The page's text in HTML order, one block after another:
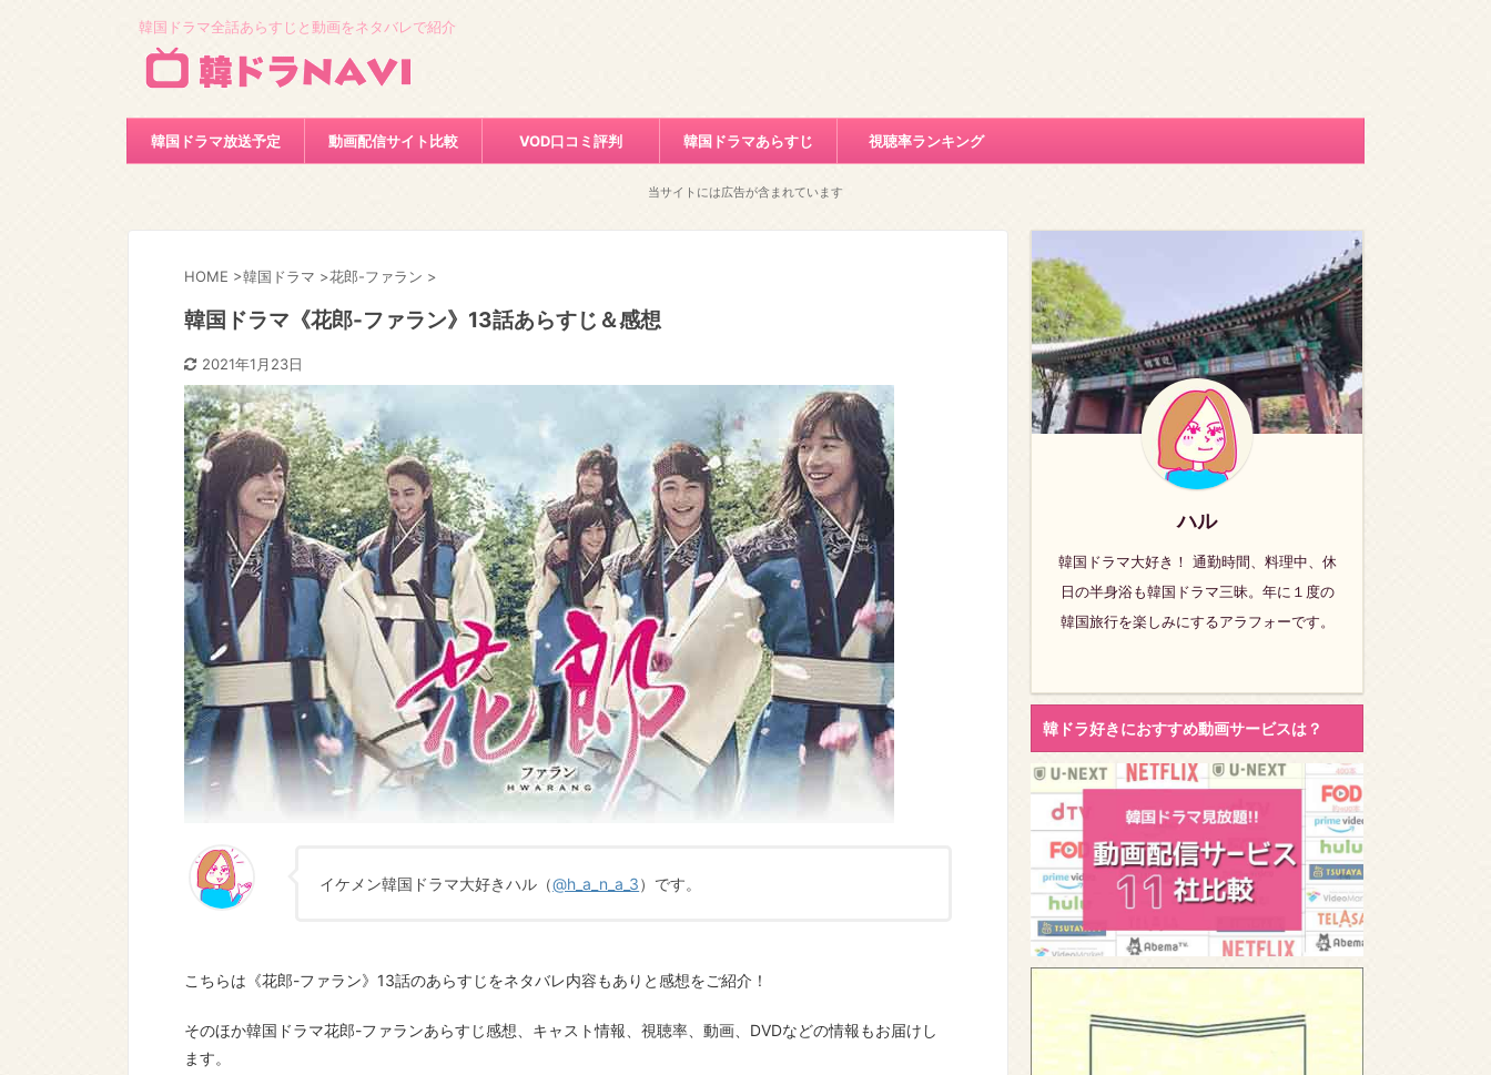
韓国ドラマ全話あらすじと動画をネタバレで紹介
韓国ドラマ放送予定 動画配信サイト比較 VOD口コミ評判 韓国ドラマあらすじ 視聴率ランキング
当サイトには広告が含まれています
HOME >韓国ドラマ >花郎-ファラン >
韓国ドラマ《花郎-ファラン》13話あらすじ＆感想
2021年1月23日
イケメン韓国ドラマ大好きハル（@h_a_n_a_3）です。
こちらは《花郎-ファラン》13話のあらすじをネタバレ内容もありと感想をご紹介！
そのほか韓国ドラマ花郎-ファランあらすじ感想、キャスト情報、視聴率、動画、DVDなどの情報もお届けし
ます。
ハル
韓国ドラマ大好き！ 通勤時間、料理中、休
日の半身浴も韓国ドラマ三昧。年に１度の
韓国旅行を楽しみにするアラフォーです。
韓ドラ好きにおすすめ動画サービスは？